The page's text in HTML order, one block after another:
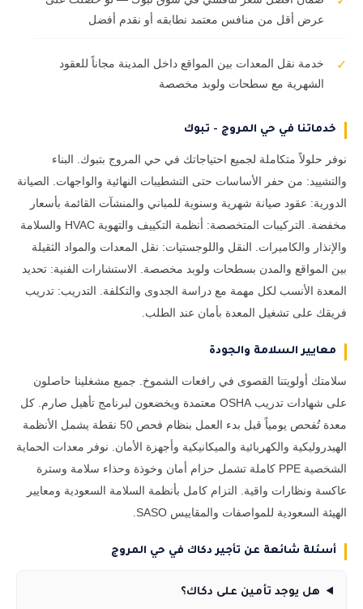
عرض أقل من منافس معتمد نطابقه أو نقدم أفضل
✓
خدمة نقل المعدات بين المواقع داخل المدينة مجاناً للعقود
الشهرية مع سطحات ولوبد مخصصة
خدماتنا في حي المروج - تبوك
نوفر حلولاً متكاملة لجميع احتياجاتك في حي المروج بتبوك. البناء
والتشييد: من حفر الأساسات حتى التشطيبات النهائية والواجهات. الصيانة
الدورية: عقود صيانة شهرية وسنوية للمباني والمنشآت القائمة بأسعار
مخفضة. التركيبات المتخصصة: أنظمة التكييف والتهوية HVAC والسلامة
والإنذار والكاميرات. النقل واللوجستيات: نقل المعدات والمواد الثقيلة
بين المواقع والمدن بسطحات ولوبد مخصصة. الاستشارات الفنية: تحديد
المعدة الأنسب لكل مهمة مع دراسة الجدوى والتكلفة. التدريب: تدريب
فريقك على تشغيل المعدة بأمان عند الطلب.
معايير السلامة والجودة
سلامتك أولويتنا القصوى في رافعات الشموخ. جميع مشغلينا حاصلون
على شهادات تدريب OSHA معتمدة ويخضعون لبرنامج تأهيل صارم. كل
معدة تُفحص يومياً قبل بدء العمل بنظام فحص 50 نقطة يشمل الأنظمة
الهيدروليكية والكهربائية والميكانيكية وأجهزة الأمان. نوفر معدات الحماية
الشخصية PPE كاملة تشمل حزام أمان وخوذة وحذاء سلامة وسترة
عاكسة ونظارات واقية. التزام كامل بأنظمة السلامة السعودية ومعايير
الهيئة السعودية للمواصفات والمقاييس SASO.
أسئلة شائعة عن تأجير دكاك في حي المروج
هل يوجد تأمين على دكاك؟